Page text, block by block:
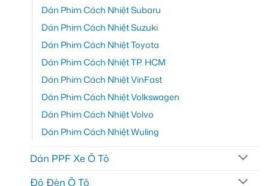
Dán Phim Cách Nhiệt Subaru
Dán Phim Cách Nhiệt Suzuki
Dán Phim Cách Nhiệt Toyota
Dán Phim Cách Nhiệt TP. HCM
Dán Phim Cách Nhiệt VinFast
Dán Phim Cách Nhiệt Volkswagen
Dán Phim Cách Nhiệt Volvo
Dán Phim Cách Nhiệt Wuling
Dán PPF Xe Ô Tô
Độ Đèn Ô Tô